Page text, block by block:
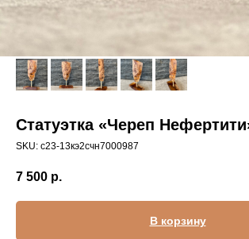
Статуэтка «Череп
SKU: с23-13кэ2счн7000987
7 500 р.
В корзину